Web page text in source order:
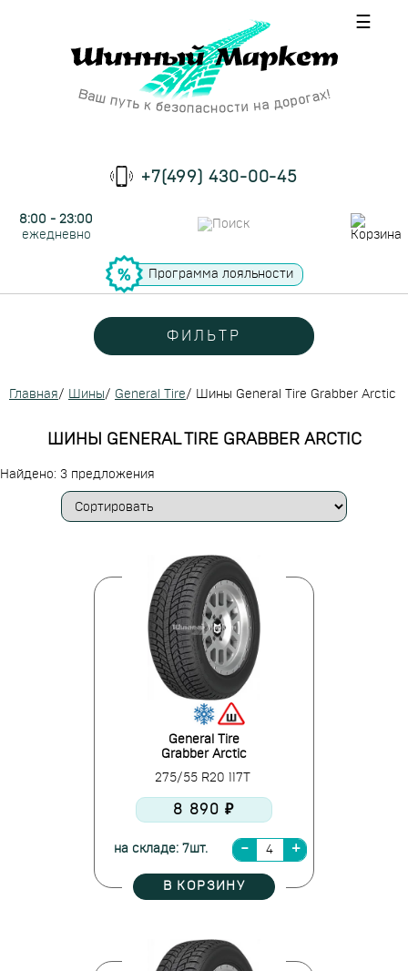
☰
+7(499) 430-00-45
8:00 - 23:00
ежедневно
Программа лояльности
ФИЛЬТР
Главная/ Шины/ General Tire/ Шины General Tire Grabber Arctic
ШИНЫ GENERAL TIRE GRABBER ARCTIC
Найдено: 3 предложения
General Tire
Grabber Arctic
275/55 R20 117T
8 890 ₽
на складе: 7шт.
В КОРЗИНУ